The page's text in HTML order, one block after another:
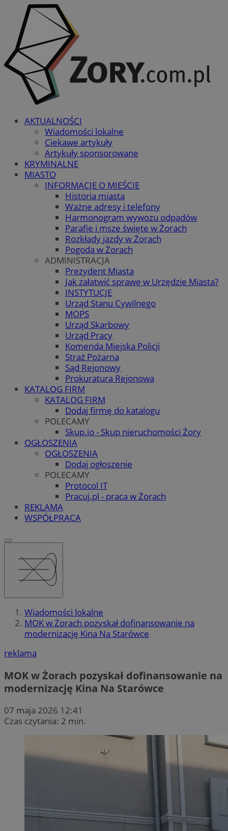
AKTUALNOŚCI
Wiadomości lokalne
Ciekawe artykuły
Artykuły sponsorowane
KRYMINALNE
MIASTO
INFORMACJE O MIEŚCIE
Historia miasta
Ważne adresy i telefony
Harmonogram wywozu odpadów
Parafie i msze święte w Żorach
Rozkłady jazdy w Żorach
Pogoda w Żorach
ADMINISTRACJA
Prezydent Miasta
Jak załatwić sprawę w Urzędzie Miasta?
INSTYTUCJE
Urząd Stanu Cywilnego
MOPS
Urząd Skarbowy
Urząd Pracy
Komenda Miejska Policji
Straż Pożarna
Sąd Rejonowy
Prokuratura Rejonowa
KATALOG FIRM
KATALOG FIRM
Dodaj firmę do katalogu
POLECAMY
Skup.io - Skup nieruchomości Żory
OGŁOSZENIA
OGŁOSZENIA
Dodaj ogłoszenie
POLECAMY
Protocol IT
Pracuj.pl - praca w Żorach
REKLAMA
WSPÓŁPRACA
Wiadomości lokalne
MOK w Żorach pozyskał dofinansowanie na
modernizację Kina Na Starówce
reklama
MOK w Żorach pozyskał dofinansowanie na
modernizację Kina Na Starówce
07 maja 2026 12:41
Czas czytania: 2 min.